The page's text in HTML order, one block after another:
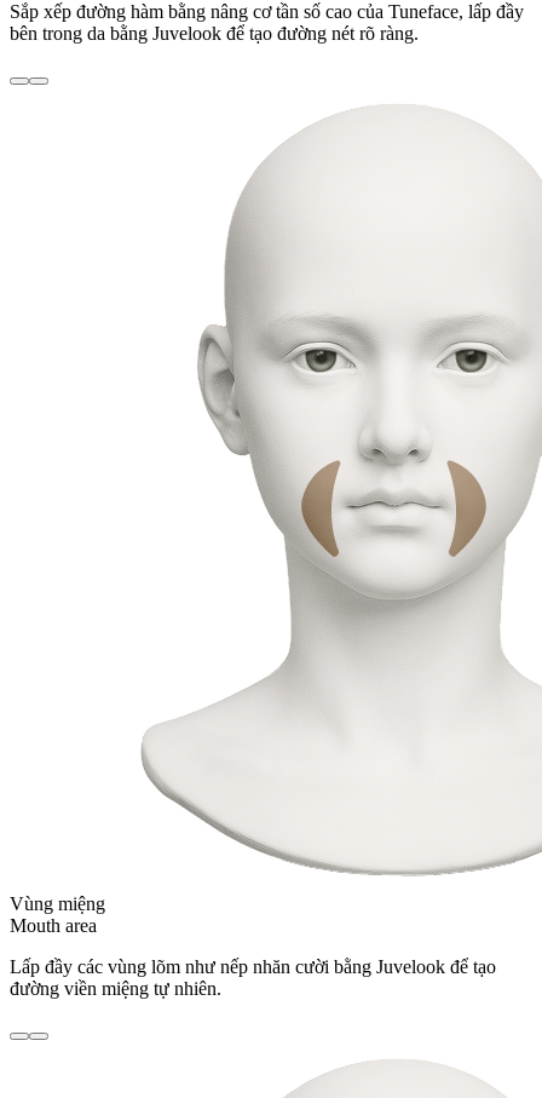
Sắp xếp đường hàm bằng nâng cơ tần số cao của Tuneface, lấp đầy
bên trong da bằng Juvelook để tạo đường nét rõ ràng.
Vùng miệng
Mouth area
Lấp đầy các vùng lõm như nếp nhăn cười bằng Juvelook để tạo
đường viền miệng tự nhiên.